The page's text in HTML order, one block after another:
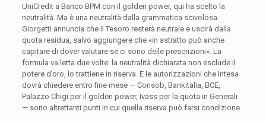
UniCredit a Banco BPM con il golden power, qui ha scelto la
neutralità. Ma è una neutralità dalla grammatica scivolosa.
Giorgetti annuncia che il Tesoro resterà neutrale e uscirà dalla
quota residua, salvo aggiungere che «in astratto può anche
capitare di dover valutare se ci sono delle prescrizioni». La
formula va letta due volte: la neutralità dichiarata non esclude il
potere d’oro, lo trattiene in riserva. E le autorizzazioni che Intesa
dovrà chiedere entro fine mese — Consob, Bankitalia, BCE,
Palazzo Chigi per il golden power, Ivass per la quota in Generali
— sono altrettanti punti in cui quella riserva può farsi condizione.